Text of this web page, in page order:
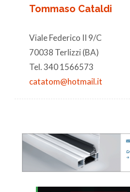
Tommaso Cataldi
Viale Federico II 9/C
70038 Terlizzi (BA)
Tel. 340 1566573
catatom@hotmail.it